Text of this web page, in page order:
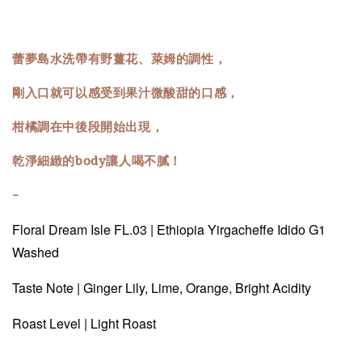
蕾夢島水洗帶有野薑花、萊姆的調性，
剛入口就可以感受到果汁微酸甜的口感，
柑橘調在中後段開始出現，
乾淨細緻的body讓人喝不膩！
-
Floral Dream Isle FL.03 | Ethiopia Yirgacheffe Idido G1
Washed
Taste Note | Ginger Lily, Lime, Orange, Bright Acidity
Roast Level | Light Roast